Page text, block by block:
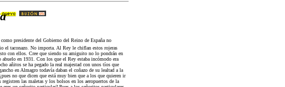
presidente del Gobierno del Reino de España no
el taconazo. No importa. Al Rey le chiflan estos rojeras
con ellos. Cree que siendo su amiguito no lo pondrán en
abuelo en 1931. Con los que el Rey estaba incómodo era
añitos se ha pegado la real majestad con unos tíos que
en Almagro todavía daban el coñazo de su lealtad a la
no que dicen que está muy bien que a los que quieren ir
las maletas y los bolsos en los aeropuertos de la